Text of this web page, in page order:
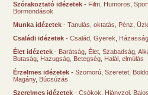
Szórakoztató idézetek - Film Humoros
Bormondások
Munka idézetek - Tanulás, oktatás Pénz
Családi idézetek - Család Gyerek
Élet idézetek - Barátság Élet Szabadság
Butaság Hazugság Betegség Halál, elmúlás
Érzelmes idézetek - Szomorú Szeretet
Magány, Búcsúzás
Szerelmes idézetek - Csókok Hiányzol